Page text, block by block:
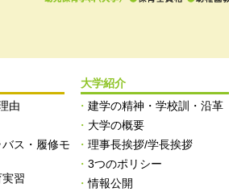
由
ス・履修モ
習
大学紹介
建学の精神・学校訓・沿革
大学の概要
理事長挨拶/学長挨拶
3つのポリシー
情報公開